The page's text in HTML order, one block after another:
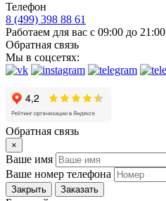
Телефон
8 (499) 398 88 61
Работаем для вас с 09:00 до 21:00
Обратная связь
Мы в соцсетях:
Обратная связь
×
Ваше имя
Ваше номер телефона
Закрыть Заказать